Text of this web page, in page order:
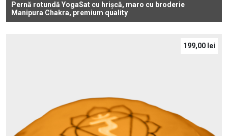
Pernă rotundă YogaSat cu hrișcă, maro cu broderie
Manipura Chakra, premium quality
199,00 lei